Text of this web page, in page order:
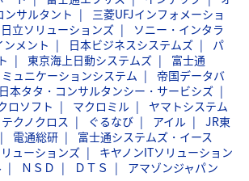
ンサルタント
三菱UFJインフォメーショ
日立ソリューションズ
ソニー・インタラ
メント
日本ビジネスシステムズ
パ
東京海上日動システムズ
富士通
ュニケーションシステム
帝国データバ
日本タタ・コンサルタンシー・サービシズ
ロソフト マクロミル
ヤマトシステム
クノクロス ぐるなび アイル
JR東
電通総研
富士通システムズ・イース
ューションズ
キヤノンITソリューション
ＮＳＤ ＤＴＳ アマゾンジャパン